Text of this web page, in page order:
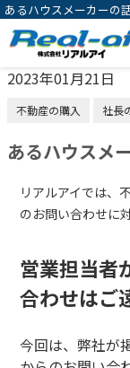
あるハウスメーカーの
2023年01月21日
不動産の購入 社長
あるハウスメ
リアルアイでは、
のお問い合わせに
営業担当者
合わせはご
今回は、弊社が